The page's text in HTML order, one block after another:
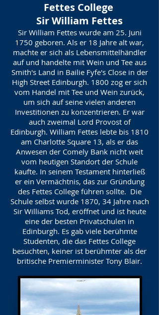
Fettes College
Sir William Fettes
Sir William Fettes wurde am 25. Juni
1750 geboren. Als er 18 Jahre alt war,
machte er sich als Lebensmittelhändler
auf und handelte mit Wein und Tee aus
Smith's Land in Bailie Fyfe's Close in der
High Street Edinburgh. 1800 zog er sich
vom Handel mit Tee und Wein zurück,
um sich auf seine vielen anderen
Investitionen zu konzentrieren. Er war
auch zweimal Lord Provost of
Edinburgh. William Fettes lebte bis 1810
am Charlotte Square 13, als er das
Anwesen der Comely Bank nicht weit
vom heutigen Standort der Schule
kaufte. In seinem Testament hinterließ
er ein Vermächtnis, das zur Gründung
des Fettes College führen sollte. Die
Schule selbst wurde 1870, 34 Jahre nach
Sir Williams Tod, eröffnet und ist heute
eine der besten Privatschulen in
Edinburgh. Es gab viele berühmte
Studenten, die das Fettes College
besuchten, keiner ist berühmter als der
britische Premierminister Tony Blair.